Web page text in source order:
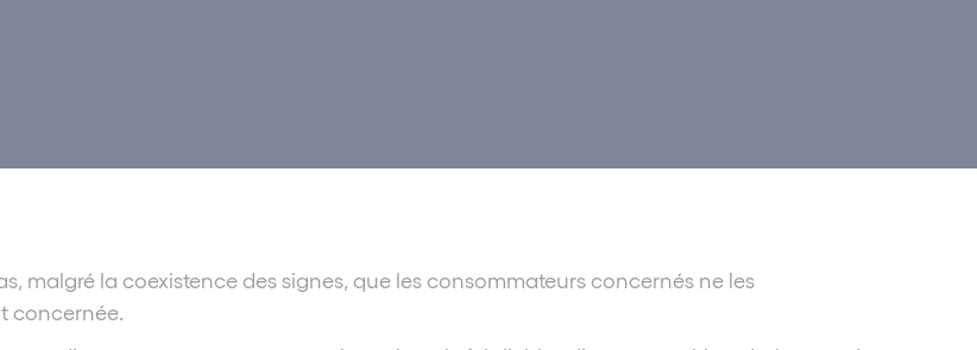
malgré la coexistence des signes, que les consommateurs concernés ne les
concernée.